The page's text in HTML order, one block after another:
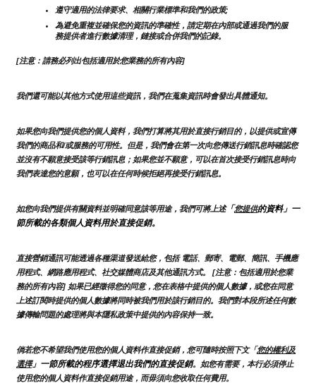
遵守適用的法律要求、相關行業標準和我們的政策;
為避免重複並確保您的資訊的準確性，請定期在內部或通過我們的服
務提供者進行數據清理，鏈接或合併我們的記錄。
[注意：請務必列出包括適用於您業務的所有內容]
我們還可能以其他方式使用這些資訊，我們在蒐集資訊時會發出具體通知。
如果您向我們提供您的個人資料，我們打算將其用於直接行銷目的，以提供或宣傳
我們的商品和/或服務的可用性。但是，我們會在第一次向您傳送行銷訊息時確認您
並沒有不願意接受該等行銷訊息；如果您並不願意，可以在首次接受行銷訊息時向
我們表達您的意願，也可以在任何時候拒絕再接受行銷訊息。
如您向我們提供有關資料並明確同意該等用途，我們可將上述「您提供的資料」一
節所載的各類個人資料用於直接促銷。
直接營銷通訊可能透過各種渠道發送給您，包括 電話、郵寄、電郵、簡訊、手機應
用程式、網路應用程式、社交媒體商店及其他通訊方式。 [注意：包括適用於您業
務的所有內容] 如果已經徵得您的同意，您在表格中提供的個人數據，或您在同意
上述訂閱時提供的個人數據將同時被我們用於該行銷目的。我們對本段所述任何數
據傳輸問題的處理將與本隱私政策中提供的內容保持一致。
倘若您不希望我們使用您的個人資料作直接促銷，您可隨時按照下文「您的權利及
選擇」一節所載的程序選擇退出我們的直接促銷。如您有需要，本行必須停止
使用您的個人資料作直接促銷用途，而毋須向您收取任何費用。